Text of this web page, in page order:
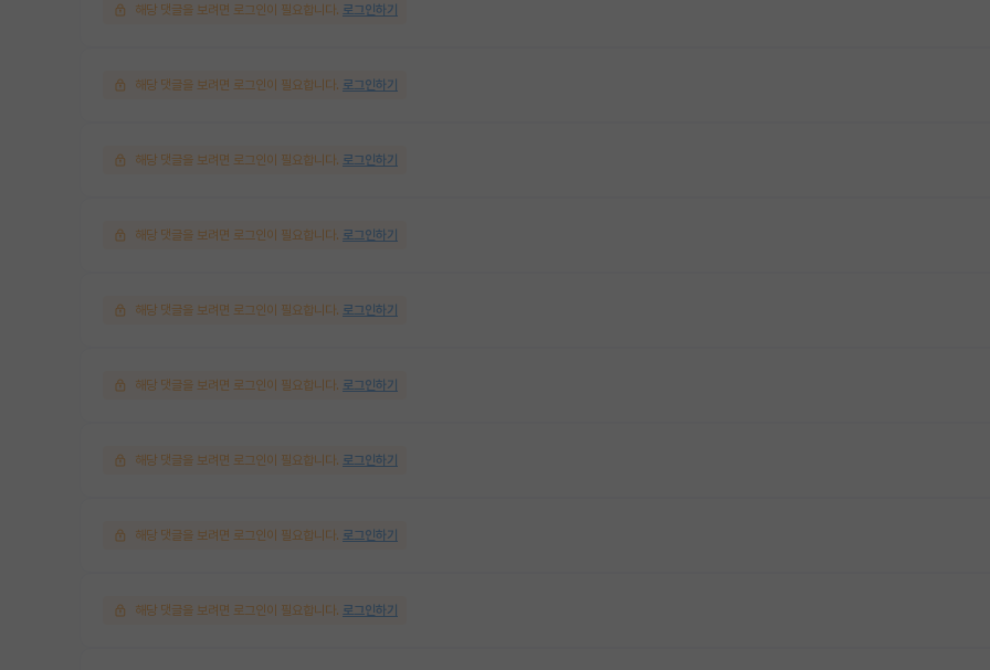
해당 댓글을 보려면 로그인이 필요합니다. 로그인하기
해당 댓글을 보려면 로그인이 필요합니다. 로그인하기
해당 댓글을 보려면 로그인이 필요합니다. 로그인하기
해당 댓글을 보려면 로그인이 필요합니다. 로그인하기
해당 댓글을 보려면 로그인이 필요합니다. 로그인하기
해당 댓글을 보려면 로그인이 필요합니다. 로그인하기
해당 댓글을 보려면 로그인이 필요합니다. 로그인하기
해당 댓글을 보려면 로그인이 필요합니다. 로그인하기
해당 댓글을 보려면 로그인이 필요합니다. 로그인하기